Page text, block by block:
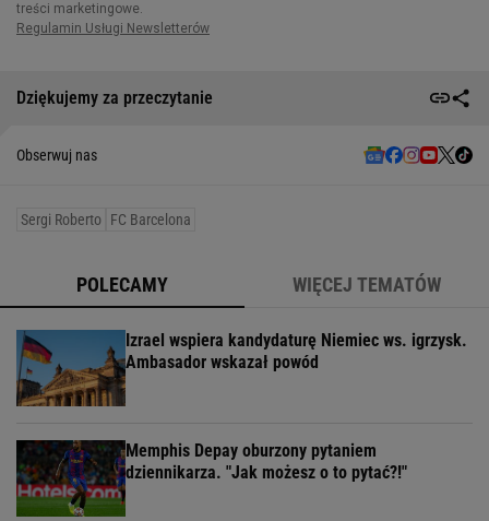
Dziękujemy za przeczytanie
Obserwuj nas
Sergi Roberto FC Barcelona
POLECAMY WIĘCEJ TEMATÓW
Izrael wspiera kandydaturę Niemiec ws. igrzysk.
Ambasador wskazał powód
Memphis Depay oburzony pytaniem
dziennikarza. "Jak możesz o to pytać?!"